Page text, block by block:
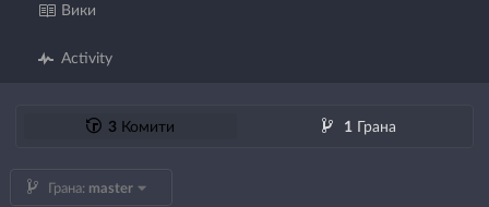
Вики
Activity
3 Комити 1 Грана
Грана: master